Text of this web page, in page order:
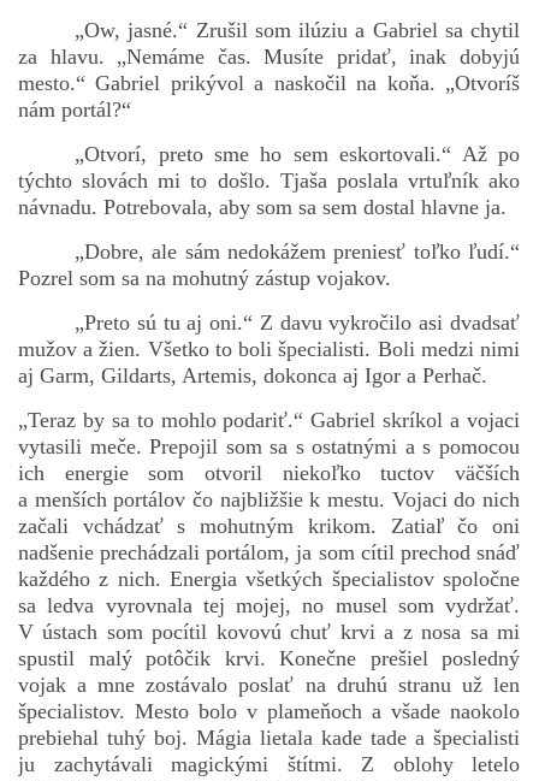
„Ow, jasné.“ Zrušil som ilúziu a Gabriel sa chytil
za hlavu. „Nemáme čas. Musíte pridať, inak dobyjú
mesto.“ Gabriel prikývol a naskočil na koňa. „Otvoríš
nám portál?“
„Otvorí, preto sme ho sem eskortovali.“ Až po
týchto slovách mi to došlo. Tjaša poslala vrtuľník ako
návnadu. Potrebovala, aby som sa sem dostal hlavne ja.
„Dobre, ale sám nedokážem preniesť toľko ľudí.“
Pozrel som sa na mohutný zástup vojakov.
„Preto sú tu aj oni.“ Z davu vykročilo asi dvadsať
mužov a žien. Všetko to boli špecialisti. Boli medzi nimi
aj Garm, Gildarts, Artemis, dokonca aj Igor a Perhač.
„Teraz by sa to mohlo podariť.“ Gabriel skríkol a vojaci
vytasili meče. Prepojil som sa s ostatnými a s pomocou
ich energie som otvoril niekoľko tuctov väčších
a menších portálov čo najbližšie k mestu. Vojaci do nich
začali vchádzať s mohutným krikom. Zatiaľ čo oni
nadšenie prechádzali portálom, ja som cítil prechod snáď
každého z nich. Energia všetkých špecialistov spoločne
sa ledva vyrovnala tej mojej, no musel som vydržať.
V ústach som pocítil kovovú chuť krvi a z nosa sa mi
spustil malý potôčik krvi. Konečne prešiel posledný
vojak a mne zostávalo poslať na druhú stranu už len
špecialistov. Mesto bolo v plameňoch a všade naokolo
prebiehal tuhý boj. Mágia lietala kade tade a špecialisti
ju zachytávali magickými štítmi. Z oblohy letelo